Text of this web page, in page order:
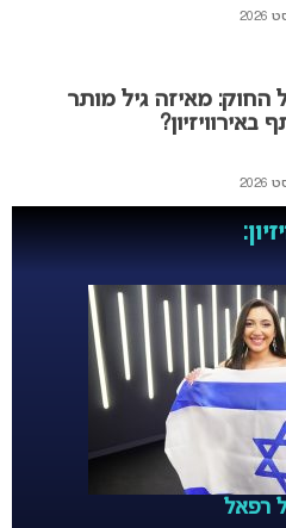
החוק: מאיזה גיל מותר
רפאל